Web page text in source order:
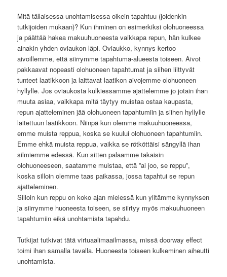
Mitä tällaisessa unohtamisessa oikein tapahtuu (joidenkin
tutkijoiden mukaan)? Kun ihminen on esimerkiksi olohuoneessa
ja päättää hakea makuuhuoneesta vaikkapa repun, hän kulkee
ainakin yhden oviaukon läpi. Oviaukko, kynnys kertoo
aivoillemme, että siirrymme tapahtuma-alueesta toiseen. Aivot
pakkaavat nopeasti olohuoneen tapahtumat ja siihen liittyvät
tunteet laatikkoon ja laittavat laatikon aivojemme olohuoneen
hyllylle. Jos oviaukosta kulkiessamme ajattelemme jo jotain ihan
muuta asiaa, vaikkapa mitä täytyy muistaa ostaa kaupasta,
repun ajatteleminen jää olohuoneen tapahtumiin ja siihen hyllylle
laitettuun laatikkoon. Niinpä kun olemme makuuhuoneessa,
emme muista reppua, koska se kuului olohuoneen tapahtumiin.
Emme ehkä muista reppua, vaikka se rötköttäisi sängyllä ihan
silmiemme edessä. Kun sitten palaamme takaisin
olohuoneeseen, saatamme muistaa, että ”ai joo, se reppu”,
koska silloin olemme taas paikassa, jossa tapahtui se repun
ajatteleminen.
Silloin kun reppu on koko ajan mielessä kun ylitämme kynnyksen
ja siirrymme huoneesta toiseen, se siirtyy myös makuuhuoneen
tapahtumiin eikä unohtamista tapahdu.
Tutkijat tutkivat tätä virtuaalimaailmassa, missä doorway effect
toimi ihan samalla tavalla. Huoneesta toiseen kulkeminen aiheutti
unohtamista.